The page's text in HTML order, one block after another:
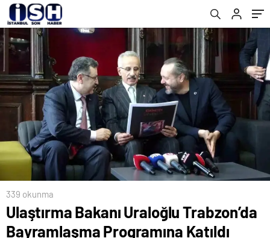
339 okunma
Ulaştırma Bakanı Uraloğlu Trabzon’da
Bayramlaşma Programına Katıldı